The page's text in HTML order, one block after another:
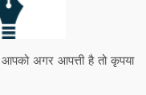
आपको अगर आपत्ती है तो कृपया